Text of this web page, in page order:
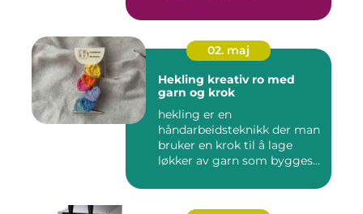
02. maj
Hekling kreativ ro med
garn og krok
hekling er en
håndarbeidsteknikk der man
bruker en krok til å lage
løkker av garn som bygges